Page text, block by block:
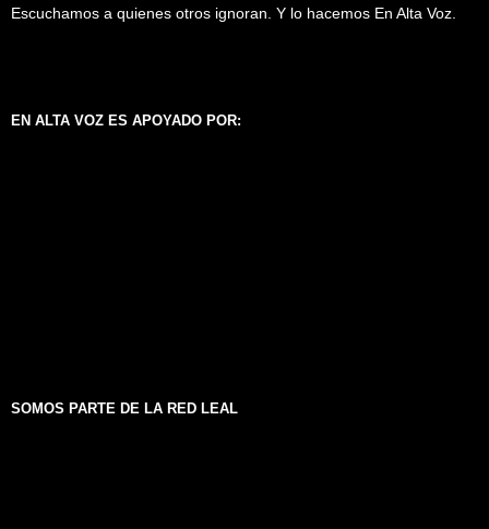
Escuchamos a quienes otros ignoran. Y lo hacemos En Alta Voz.
EN ALTA VOZ ES APOYADO POR:
SOMOS PARTE DE LA RED LEAL